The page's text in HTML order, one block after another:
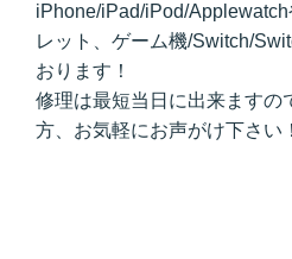
iPhone/iPad/iPod/
レット、ゲーム機/Switch/
おります！
修理は最短当日に出来ますの
方、お気軽にお声がけ下さい！